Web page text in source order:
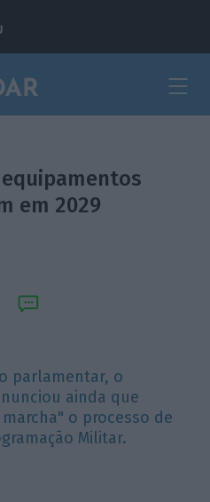
equipamentos
em 2029
parlamentar, o
ainda que
o processo de
Militar.